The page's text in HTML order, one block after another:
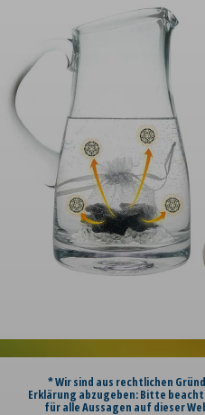
* Wir sind aus rechtlichen
Erklärung abzugeben: Bitte
für alle Aussagen auf dieser